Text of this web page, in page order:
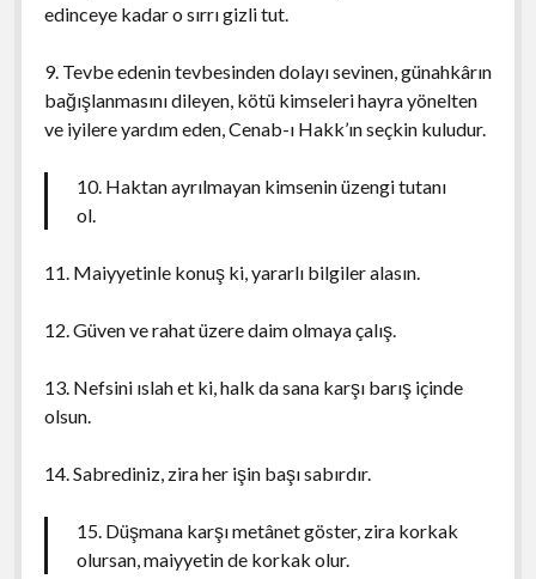
edinceye kadar o sırrı gizli tut.
9. Tevbe edenin tevbesinden dolayı sevinen, günahkârın
bağışlanmasını dileyen, kötü kimseleri hayra yönelten
ve iyilere yardım eden, Cenab-ı Hakk’ın seçkin kuludur.
10. Haktan ayrılmayan kimsenin üzengi tutanı
ol.
11. Maiyyetinle konuş ki, yararlı bilgiler alasın.
12. Güven ve rahat üzere daim olmaya çalış.
13. Nefsini ıslah et ki, halk da sana karşı barış içinde
olsun.
14. Sabrediniz, zira her işin başı sabırdır.
15. Düşmana karşı metânet göster, zira korkak
olursan, maiyyetin de korkak olur.